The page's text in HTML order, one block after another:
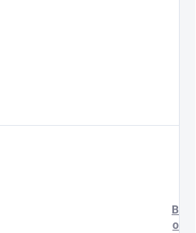
B
o